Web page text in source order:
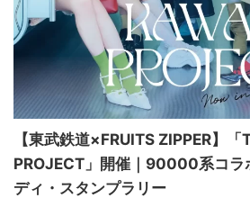
【東武鉄道×FRUITS ZIPPER】
PROJECT」開催｜90000系コラ
ディ・スタンプラリー